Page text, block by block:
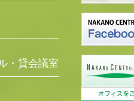
・貸会議室